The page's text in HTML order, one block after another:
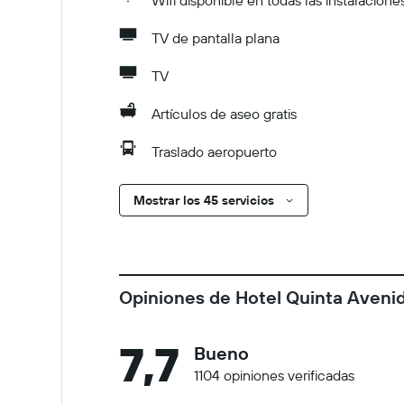
TV de pantalla plana
TV
Artículos de aseo gratis
Traslado aeropuerto
Mostrar los 45 servicios
Opiniones de Hotel Quinta
7,7 Bueno
1104 opiniones verificadas